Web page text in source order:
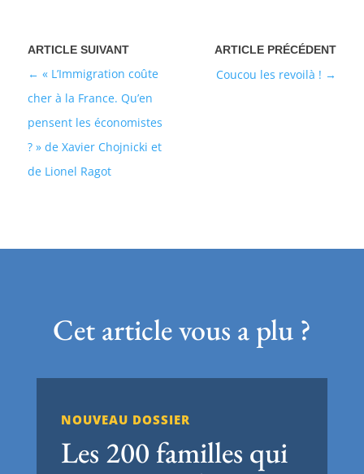
Coucou les revoilà !
« L’Immigration coûte
cher à la France. Qu’en
pensent les économistes
? » de Xavier Chojnicki et
de Lionel Ragot
Cet article vous a plu ?
NOUVEAU DOSSIER
Les 200 familles qui